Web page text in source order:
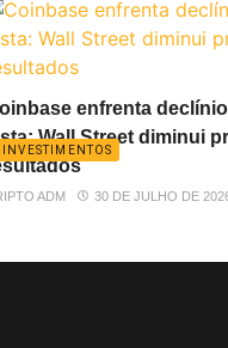
INVESTIMENTOS
enfrenta
Wall Street diminui
ADM 30 DE JULHO DE